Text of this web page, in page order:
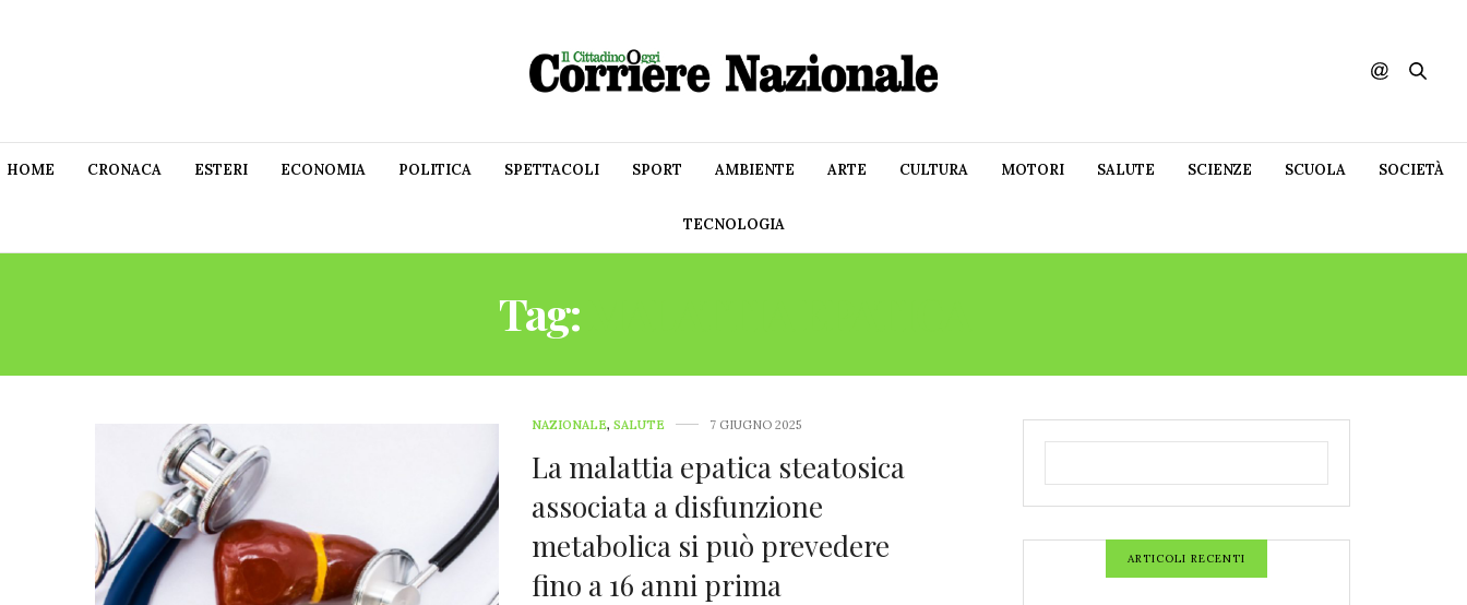
HOME CRONACA ESTERI ECONOMIA POLITICA SPETTACOLI SPORT AMBIENTE ARTE CULTURA MOTORI SALUTE SCIENZE SCUOLA SOCIETÀ
TECNOLOGIA
Tag:
NAZIONALE, SALUTE 7 GIUGNO 2025
La malattia epatica steatosica
associata a disfunzione
metabolica si può prevedere
fino a 16 anni prima
ARTICOLI RECENTI